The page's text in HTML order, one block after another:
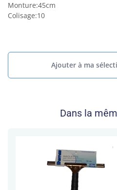
Monture:45cm
Colisage:10
Ajouter à ma
Dans la